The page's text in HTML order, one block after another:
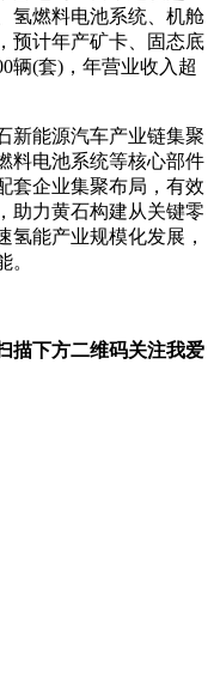
氢燃料电池系统、机舱
预计年产矿卡、固态底
辆(套)，年营业收入超
新能源汽车产业链集聚
料电池系统等核心部件
套企业集聚布局，有效
助力黄石构建从关键零
氢能产业规模化发展，
。
描下方二维码关注我爱